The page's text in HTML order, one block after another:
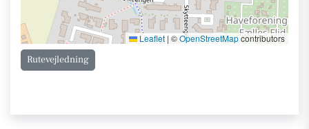
Leaflet | ©OpenStreetMapcontributors
Rutevejledning